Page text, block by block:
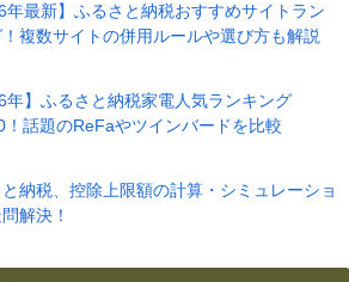
年最新】ふるさと納税おすすめサイトラン
複数サイトの併用ルールや選び方も解説
年】ふるさと納税家電人気ランキング
！話題のReFaやツインバードを比較
納税、控除上限額の計算・シミュレーショ
解決！